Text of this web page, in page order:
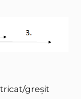
greșit